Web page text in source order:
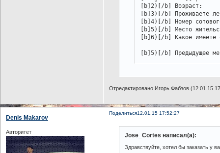
[b]2)[/b] Возраст:
[b]3)[/b] Проживаете
[b]4)[/b] Номер
[b]5)[/b] Место
[b]6)[/b] Какое имеете
[b]5)[/b] Предыдущее
[b]9)[/b] Вы грамотный,
[b]11)[/b] Расскажите о
[b]13)[/b] Оцените свои
[b]14)[/b] Расскажите о
Отредактировано Игорь Фабзов (12.01.15
Поделиться12.01.15 17:52:27
Denis Makarov
Авторитет Jose_Cortes написал(а):
Здравствуйте, хотел бы заказать у